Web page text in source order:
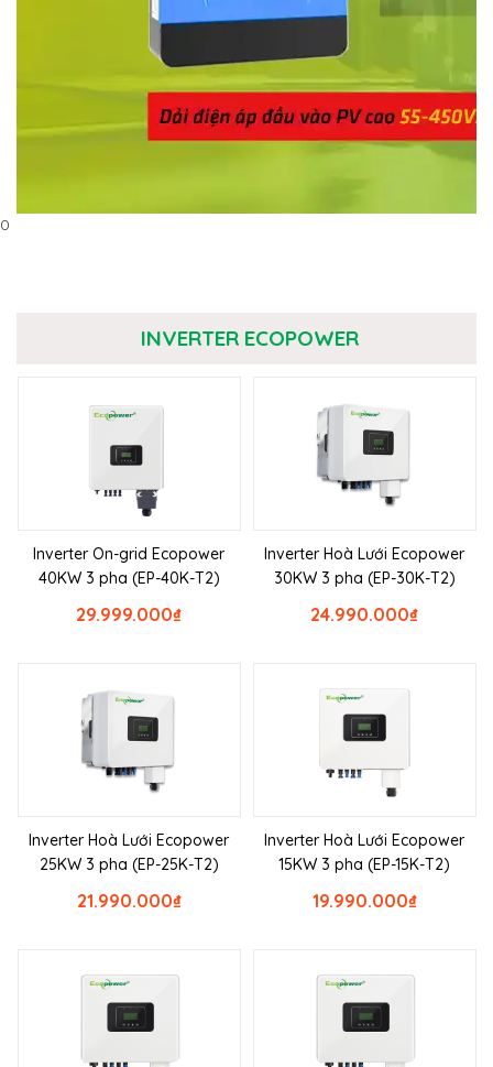
0
INVERTER ECOPOWER
Inverter On-grid Ecopower
40KW 3 pha (EP-40K-T2)
₫
29.999.000
Inverter Hoà Lưới Ecopower
30KW 3 pha (EP-30K-T2)
₫
24.990.000
Inverter Hoà Lưới Ecopower
25KW 3 pha (EP-25K-T2)
₫
21.990.000
Inverter Hoà Lưới Ecopower
15KW 3 pha (EP-15K-T2)
₫
19.990.000